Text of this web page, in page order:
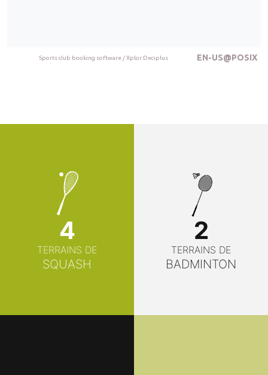
4
TERRAINS DE
SQUASH
2
TERRAINS DE
BADMINTON